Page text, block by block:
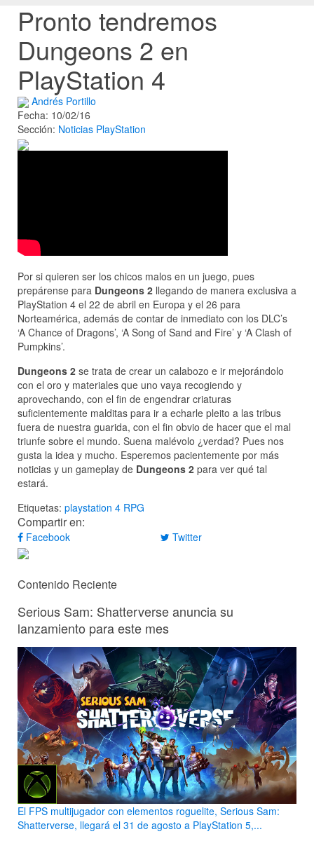
Pronto tendremos
Dungeons 2 en
PlayStation 4
Andrés Portillo
Fecha: 10/02/16
Sección: Noticias PlayStation
Por si quieren ser los chicos malos en un juego, pues
prepárense para Dungeons 2 llegando de manera exclusiva a
PlayStation 4 el 22 de abril en Europa y el 26 para
Norteamérica, además de contar de inmediato con los DLC’s
‘A Chance of Dragons’, ‘A Song of Sand and Fire’ y ‘A Clash of
Pumpkins’.
Dungeons 2 se trata de crear un calabozo e ir mejorándolo
con el oro y materiales que uno vaya recogiendo y
aprovechando, con el fin de engendrar criaturas
suficientemente malditas para ir a echarle pleito a las tribus
fuera de nuestra guarida, con el fin obvio de hacer que el mal
triunfe sobre el mundo. Suena malévolo ¿verdad? Pues nos
gusta la idea y mucho. Esperemos pacientemente por más
noticias y un gameplay de Dungeons 2 para ver qué tal
estará.
Etiquetas: playstation 4 RPG
Compartir en:
Facebook Twitter
Contenido Reciente
Serious Sam: Shatterverse anuncia su
lanzamiento para este mes
El FPS multijugador con elementos roguelite, Serious Sam:
Shatterverse, llegará el 31 de agosto a PlayStation 5,...